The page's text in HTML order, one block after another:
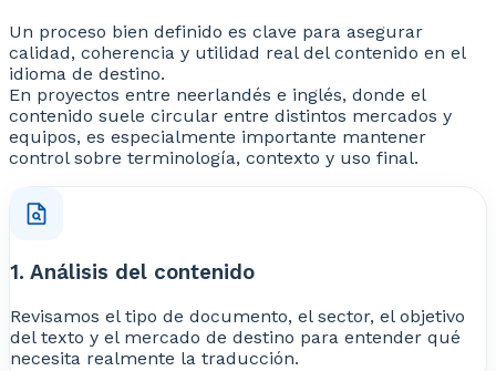
Un proceso bien definido es clave para asegurar
calidad, coherencia y utilidad real del contenido en el
idioma de destino.
En proyectos entre neerlandés e inglés, donde el
contenido suele circular entre distintos mercados y
equipos, es especialmente importante mantener
control sobre terminología, contexto y uso final.
1. Análisis del contenido
Revisamos el tipo de documento, el sector, el objetivo
del texto y el mercado de destino para entender qué
necesita realmente la traducción.